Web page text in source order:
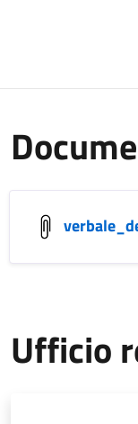
Ufficio